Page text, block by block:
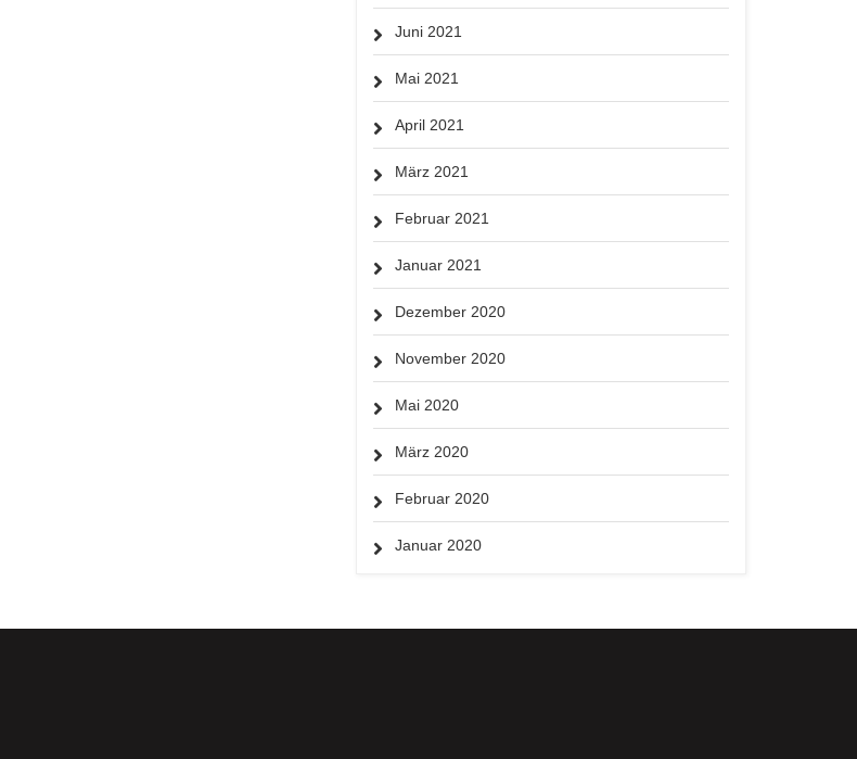
Juni 2021
Mai 2021
April 2021
März 2021
Februar 2021
Januar 2021
Dezember 2020
November 2020
Mai 2020
März 2020
Februar 2020
Januar 2020